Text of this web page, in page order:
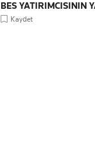
BES YATIRIMCISININ
Kaydet